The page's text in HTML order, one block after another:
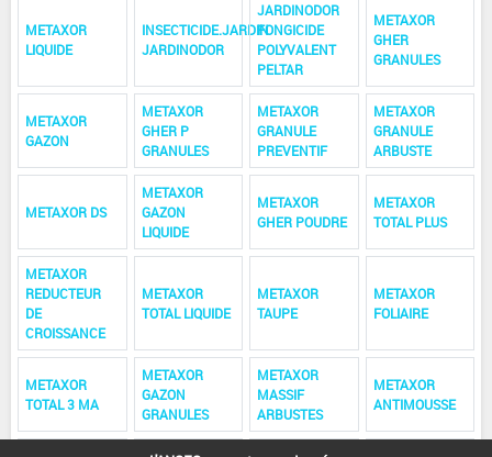
METAXOR
LIQUIDE
INSECTICIDE.JARDIN
JARDINODOR
JARDINODOR
FONGICIDE
POLYVALENT
PELTAR
METAXOR
GHER
GRANULES
METAXOR
GAZON
METAXOR
GHER P
GRANULES
METAXOR
GRANULE
PREVENTIF
METAXOR
GRANULE
ARBUSTE
METAXOR DS
METAXOR
GAZON
LIQUIDE
METAXOR
GHER POUDRE
METAXOR
TOTAL PLUS
METAXOR
REDUCTEUR
DE
CROISSANCE
METAXOR
TOTAL LIQUIDE
METAXOR
TAUPE
METAXOR
FOLIAIRE
METAXOR
TOTAL 3 MA
METAXOR
GAZON
GRANULES
METAXOR
MASSIF
ARBUSTES
METAXOR
ANTIMOUSSE